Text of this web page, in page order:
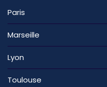
Paris
Marseille
Lyon
Toulouse